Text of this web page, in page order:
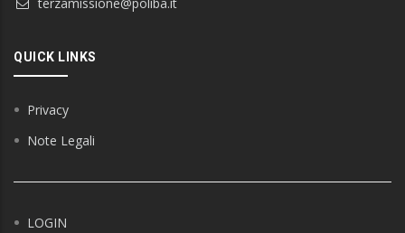
QUICK LINKS
Privacy
Note Legali
LOGIN